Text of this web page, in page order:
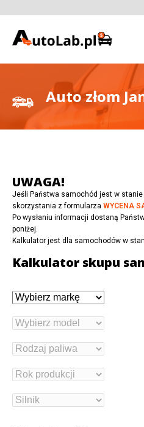
Auto złom
UWAGA!
Jeśli Państwa samochód jest w
skorzystania z formularza WYCENA
Po wysłaniu informacji dostaną
poniżej.
Kalkulator jest dla samochodów w
Kalkulator skupu